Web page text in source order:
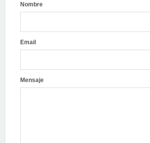
Nombre
Email
Mensaje